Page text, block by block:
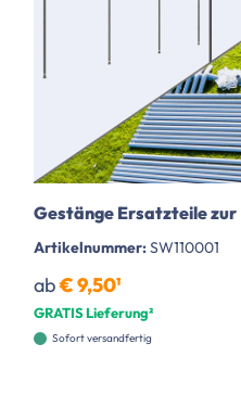
Gestänge Ersatzteile zur
Artikelnummer:SW110001
ab€ 9,50¹
GRATIS Lieferung²
Sofort versandfertig